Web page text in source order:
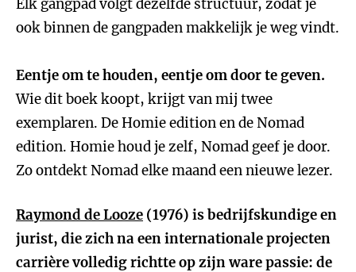
Elk gangpad volgt dezelfde structuur, zodat je
ook binnen de gangpaden makkelijk je weg vindt.
Eentje om te houden, eentje om door te geven.
Wie dit boek koopt, krijgt van mij twee
exemplaren. De Homie edition en de Nomad
edition. Homie houd je zelf, Nomad geef je door.
Zo ontdekt Nomad elke maand een nieuwe lezer.
Raymond de Looze (1976) is bedrijfskundige en
jurist, die zich na een internationale projecten
carrière volledig richtte op zijn ware passie: de